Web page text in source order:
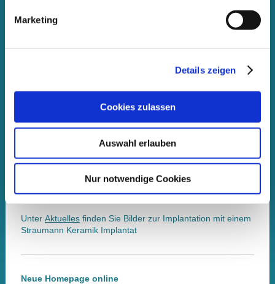
Marketing
Details zeigen
Cookies zulassen
Auswahl erlauben
Nur notwendige Cookies
83253 Rimsting
nach Vereinbarung
Aktuelles
Unter Aktuellesfinden Sie Bilder zur Implantation mit einem
Straumann Keramik Implantat
Neue Homepage online